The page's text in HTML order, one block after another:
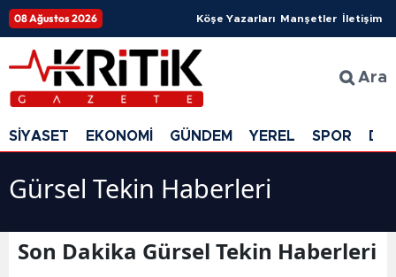
08 Ağustos 2026 Köşe Yazarları Manşetler İletişim
Ara
SİYASET EKONOMİ GÜNDEM YEREL SPOR
Gürsel Tekin Haberleri
Son Dakika Gürsel Tekin Haberleri